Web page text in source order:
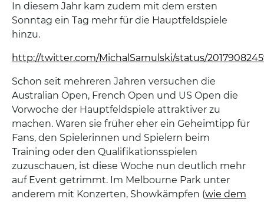
In diesem Jahr kam zudem mit dem ersten
Sonntag ein Tag mehr für die Hauptfeldspiele
hinzu.
http://twitter.com/MichalSamulski/status/
Schon seit mehreren Jahren versuchen die
Australian Open, French Open und US Open die
Vorwoche der Hauptfeldspiele attraktiver zu
machen. Waren sie früher eher ein Geheimtipp für
Fans, den Spielerinnen und Spielern beim
Training oder den Qualifikationsspielen
zuzuschauen, ist diese Woche nun deutlich mehr
auf Event getrimmt. Im Melbourne Park unter
anderem mit Konzerten, Showkämpfen (wie dem